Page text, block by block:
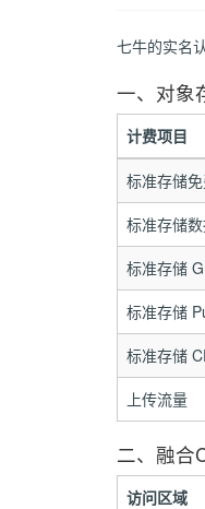
七牛的实名
一、对象
计费项目
标准存储
标准存储
标准存储
标准存储
标准存储
上传流量
二、融合
访问区域